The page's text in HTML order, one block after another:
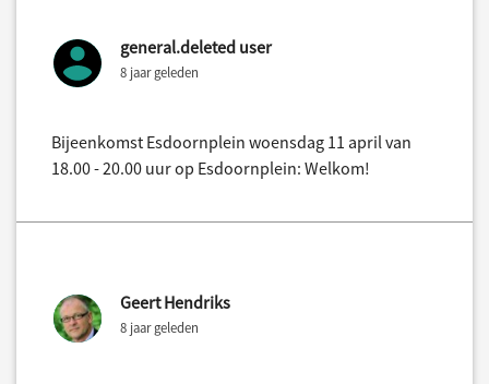
general.deleted user
8 jaar geleden
Bijeenkomst Esdoornplein woensdag 11 april van
18.00 - 20.00 uur op Esdoornplein: Welkom!
Geert Hendriks
8 jaar geleden